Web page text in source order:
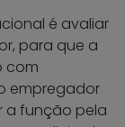
é avaliar
para que a
com
empregador
a função pela